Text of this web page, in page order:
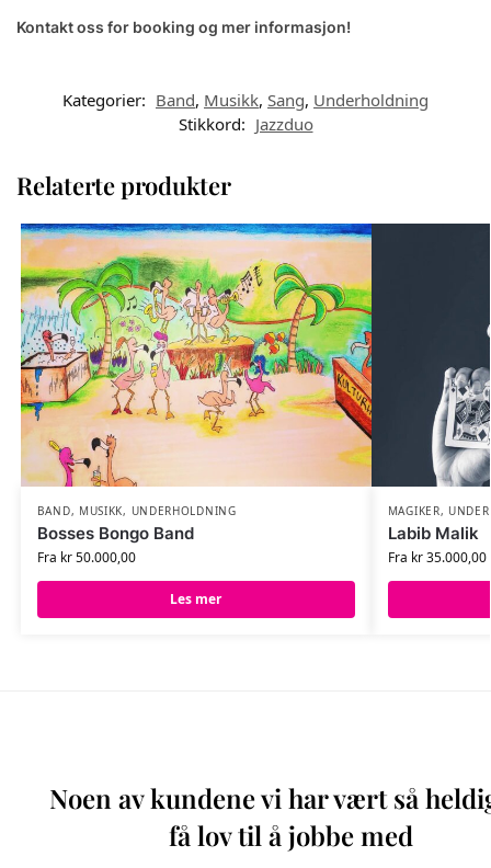
Kontakt oss for booking og mer informasjon!
Kategorier: Band, Musikk, Sang, Underholdning
Stikkord: Jazzduo
Relaterte produkter
BAND, MUSIKK, UNDERHOLDNING
Bosses Bongo Band
Fra kr50.000,00
Les mer
MAGIKER,
Labib Malik
Fra kr35.000,00
Noen av kundene vi har vært så
få lov til å jobbe med